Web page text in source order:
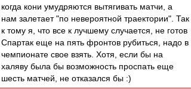
когда кони умудряются вытягивать матчи, а
нам залетает "по невероятной траектории". Так
к тому я, что все к лучшему случается, не готов
Спартак еще на пять фронтов рубиться, надо в
чемпионате свое взять. Хотя, если бы на
халяву была бы возможность проспать еще
шесть матчей, не отказался бы :)